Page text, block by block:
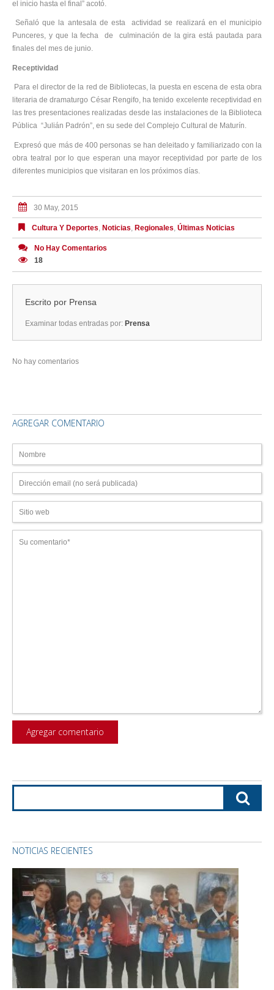
el inicio hasta el final” acotó.
Señaló que la antesala de esta actividad se realizará en el municipio
Punceres, y que la fecha de culminación de la gira está pautada para
finales del mes de junio.
Receptividad
Para el director de la red de Bibliotecas, la puesta en escena de esta obra
literaria de dramaturgo César Rengifo, ha tenido excelente receptividad en
las tres presentaciones realizadas desde las instalaciones de la Biblioteca
Pública “Julián Padrón”, en su sede del Complejo Cultural de Maturín.
Expresó que más de 400 personas se han deleitado y familiarizado con la
obra teatral por lo que esperan una mayor receptividad por parte de los
diferentes municipios que visitaran en los próximos días.
30 May, 2015
Cultura Y Deportes, Noticias, Regionales, Últimas Noticias
No Hay Comentarios
18
Escrito por Prensa
Examinar todas entradas por: Prensa
No hay comentarios
AGREGAR COMENTARIO
NOTICIAS RECIENTES